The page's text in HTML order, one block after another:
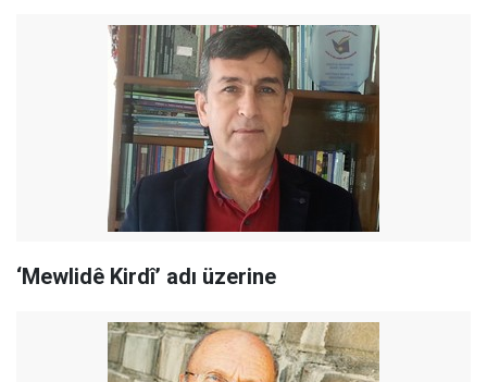
‘Mewlidê Kirdî’ adı üzerine